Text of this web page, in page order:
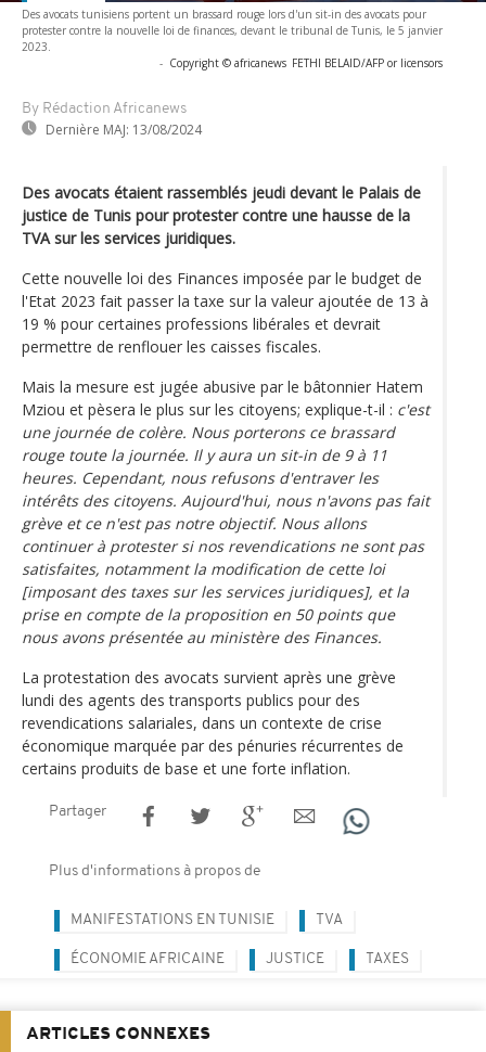
Des avocats tunisiens portent un brassard rouge lors d'un sit-in des avocats pour
protester contre la nouvelle loi de finances, devant le tribunal de Tunis, le 5 janvier
2023.
- Copyright © africanews FETHI BELAID/AFP or licensors
By Rédaction Africanews
Dernière MAJ: 13/08/2024
Des avocats étaient rassemblés jeudi devant le Palais de
justice de Tunis pour protester contre une hausse de la
TVA sur les services juridiques.
Cette nouvelle loi des Finances imposée par le budget de
l'Etat 2023 fait passer la taxe sur la valeur ajoutée de 13 à
19 % pour certaines professions libérales et devrait
permettre de renflouer les caisses fiscales.
Mais la mesure est jugée abusive par le bâtonnier Hatem
Mziou et pèsera le plus sur les citoyens; explique-t-il : c'est
une journée de colère. Nous porterons ce brassard
rouge toute la journée. Il y aura un sit-in de 9 à 11
heures. Cependant, nous refusons d'entraver les
intérêts des citoyens. Aujourd'hui, nous n'avons pas fait
grève et ce n'est pas notre objectif. Nous allons
continuer à protester si nos revendications ne sont pas
satisfaites, notamment la modification de cette loi
[imposant des taxes sur les services juridiques], et la
prise en compte de la proposition en 50 points que
nous avons présentée au ministère des Finances.
La protestation des avocats survient après une grève
lundi des agents des transports publics pour des
revendications salariales, dans un contexte de crise
économique marquée par des pénuries récurrentes de
certains produits de base et une forte inflation.
Partager
Plus d'informations à propos de
MANIFESTATIONS EN TUNISIE TVA
ÉCONOMIE AFRICAINE JUSTICE TAXES
ARTICLES CONNEXES